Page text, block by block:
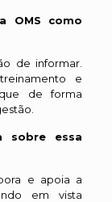
OMS como
de informar.
e
de forma
sobre essa
e apoia a
em vista